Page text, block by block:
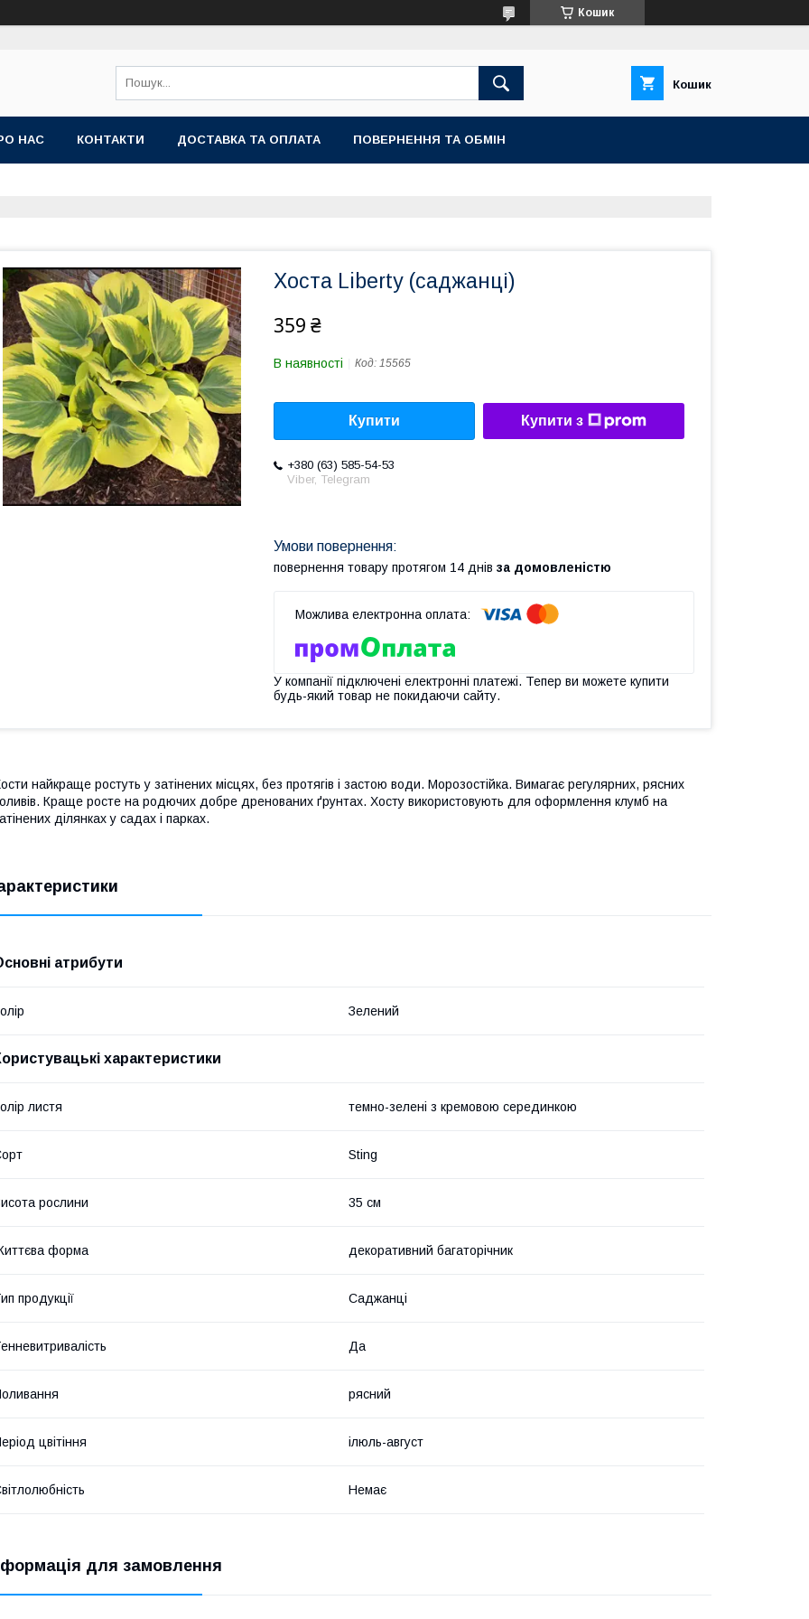
Кошик
Кошик
НАС КОНТАКТИ ДОСТАВКА ТА ОПЛАТА ПОВЕРНЕННЯ ТА ОБМІН
Хоста Liberty (саджанці)
359 ₴
В наявності Код: 15565
Купити Купити з
+380 (63) 585-54-53
Viber, Telegram
повернення товару протягом 14 днів за домовленістю
У компанії підключені електронні платежі. Тепер ви можете купити
будь-який товар не покидаючи сайту.
найкраще ростуть у затінених місцях, без протягів і застою води. Морозостійка. Вимагає регулярних, рясних
Краще росте на родючих добре дренованих ґрунтах. Хосту використовують для оформлення клумб на
ділянках у садах і парках.
атрибути
Зелений
характеристики
листя темно-зелені з кремовою серединкою
Sting
рослини 35 см
форма декоративний багаторічник
продукції Саджанці
Да
рясний
цвітіння ілюль-август
Немає
для замовлення